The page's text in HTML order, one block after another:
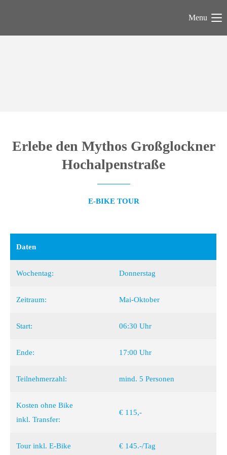
Menu
Erlebe den Mythos Großglockner
Hochalpenstraße
E-BIKE TOUR
Daten
Wochentag: Donnerstag
Zeitraum: Mai-Oktober
Start: 06:30 Uhr
Ende: 17:00 Uhr
Teilnehmerzahl: mind. 5 Personen
Kosten ohne Bike
inkl. Transfer:
€ 115,-
Tour inkl. E-Bike € 145.-/Tag